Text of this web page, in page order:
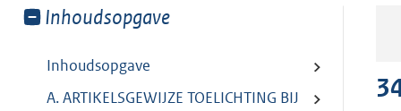
Toon
van:
Inhoudsopgave
Inhoudsopgave
A. ARTIKELSGEWIJZE TOELICHTING BIJ